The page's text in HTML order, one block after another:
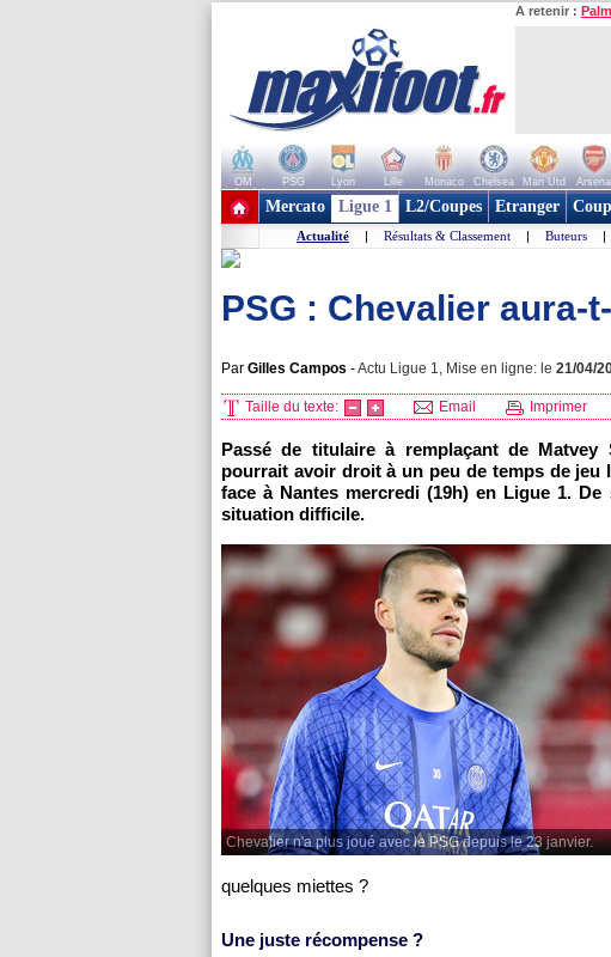
A retenir :
OM PSG Lyon Lille Monaco Chelsea Man Utd Arsenal
+ de clubs
Mercato Ligue 1 L2/Coupes Etranger
Actualité | Résultats & Classement | Buteurs |
PSG : Chevalier
Par Gilles Campos -Actu Ligue 1, Mise en ligne: le 21/04/
Taille du texte: Email Imprimer
Passé de titulaire à remplaçant de
pourrait avoir droit à un peu de temps de
face à Nantes mercredi (19h) en Ligue 1.
situation difficile.
Chevalier n'a plus joué avec le PSG depuis le 23 janvier.
quelques miettes ?
Une juste récompense ?